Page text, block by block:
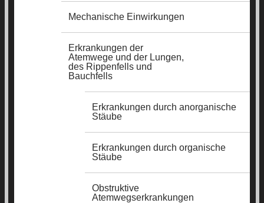
Mechanische Einwirkungen
Erkrankungen der
Atemwege und der Lungen,
des Rippenfells und
Bauchfells
Erkrankungen durch anorganische
Stäube
Erkrankungen durch organische
Stäube
Obstruktive
Atemwegserkrankungen